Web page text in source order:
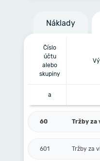
Náklady
Číslo
účtu
alebo
skupiny
a
60 Tržby za
601 Tržby za